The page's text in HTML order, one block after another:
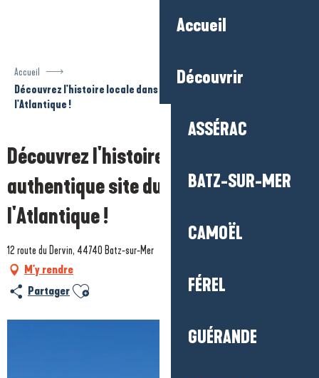
Accueil
Découvrir
ASSÉRAC
BATZ-SUR-MER
CAMOËL
FÉREL
GUÉRANDE
Accueil
Découvrez l'histoire locale dans un authentique site du Mur de
l'Atlantique !
Découvrez l'histoire locale dans un
authentique site du Mur de
l'Atlantique !
12 route du Dervin, 44740 Batz-sur-Mer
M'y rendre
Partager Ajouter aux favoris